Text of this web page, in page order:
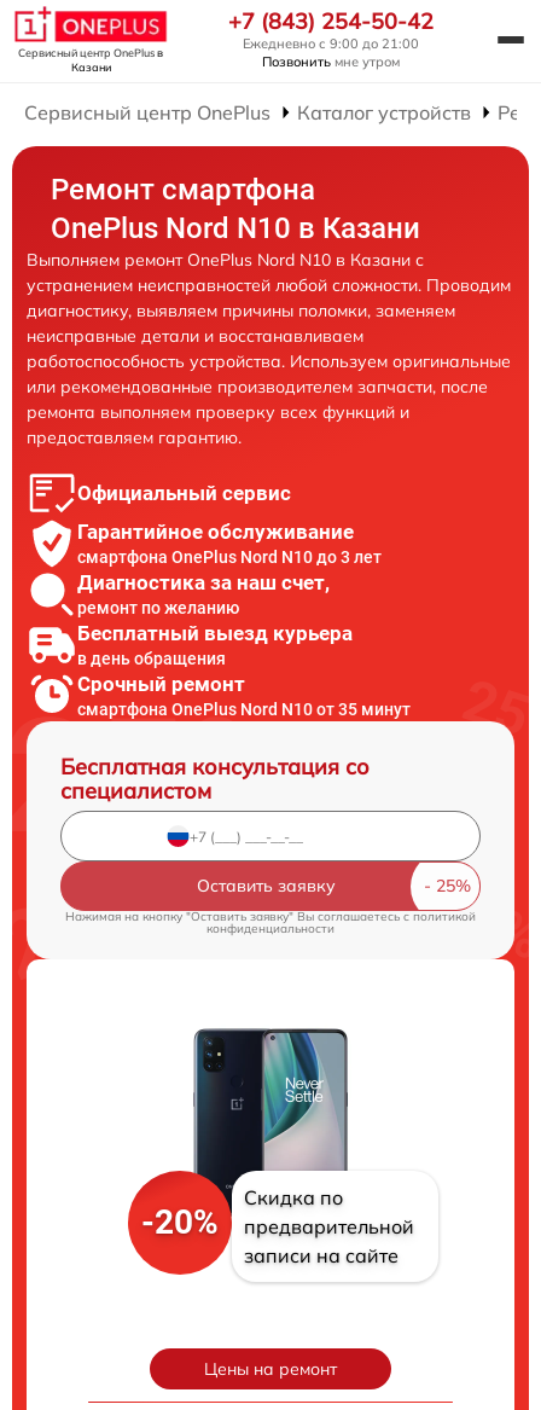
Сервисный центр OnePlusв
Казани
+7 (843) 254-50-42
Ежедневно с 9:00 до 21:00
Позвонить мне утром
Сервисный центр OnePlus Каталог устройств
Ремонт смартфона
OnePlus Nord N10 в Казани
Выполняем ремонт OnePlus Nord N10 в Казани с
устранением неисправностей любой сложности. Проводим
диагностику, выявляем причины поломки, заменяем
неисправные детали и восстанавливаем
работоспособность устройства. Используем оригинальные
или рекомендованные производителем запчасти, после
ремонта выполняем проверку всех функций и
предоставляем гарантию.
Официальный сервис
Гарантийное обслуживание
смартфона OnePlus Nord N10 до 3 лет
Диагностика за наш счет,
ремонт по желанию
Бесплатный выезд курьера
в день обращения
Срочный ремонт
смартфона OnePlus Nord N10 от 35 минут
Бесплатная консультация со
специалистом
Оставить заявку
Нажимая на кнопку "Оставить заявку" Вы соглашаетесь c политикой
конфиденциальности
-20%
Скидка по
предварительной
записи на сайте
Цены на ремонт